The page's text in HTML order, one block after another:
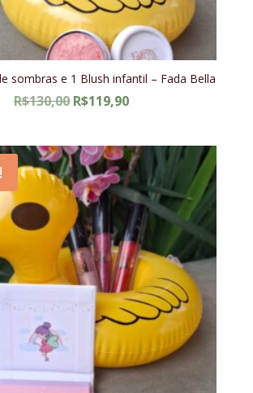
sombras e 1 Blush infantil – Fada Bella
R$130,00 O
era:
R$130,00.
R$119,90O
é:
R$119,90.